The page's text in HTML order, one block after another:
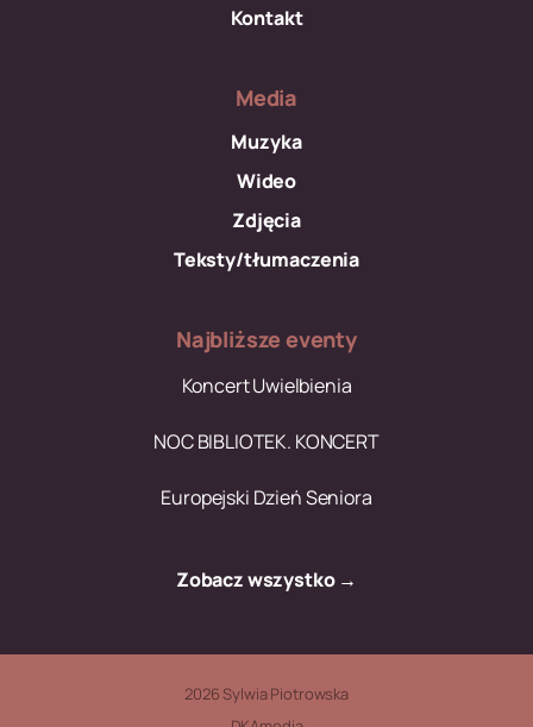
Kontakt
Media
Muzyka
Wideo
Zdjęcia
Teksty/tłumaczenia
Najbliższe eventy
Koncert Uwielbienia
NOC BIBLIOTEK. KONCERT
Europejski Dzień Seniora
Zobacz wszystko →
2026 Sylwia Piotrowska